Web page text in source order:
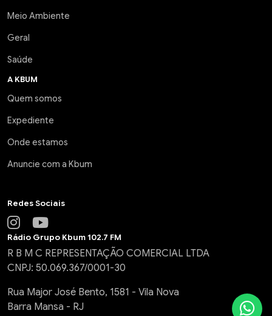
Meio Ambiente
Geral
Saúde
A KBUM
Quem somos
Expediente
Onde estamos
Anuncie com a Kbum
Redes Sociais
Rádio Grupo Kbum 102.7 FM
R B M C REPRESENTAÇÃO COMERCIAL LTDA
CNPJ: 50.069.367/0001-30
Rua Major José Bento, 1581 - Vila Nova
Barra Mansa - RJ